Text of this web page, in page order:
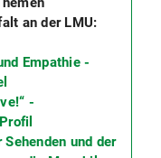
an der LMU:
Empathie -
-
und der